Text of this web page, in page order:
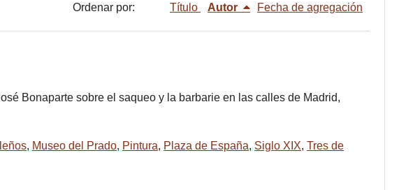
Ordenar por: Título Autor Fecha de agregación
Bonaparte sobre el saqueo y la barbarie en las calles de Madrid,
, Museo del Prado, Pintura, Plaza de España, Siglo XIX, Tres de